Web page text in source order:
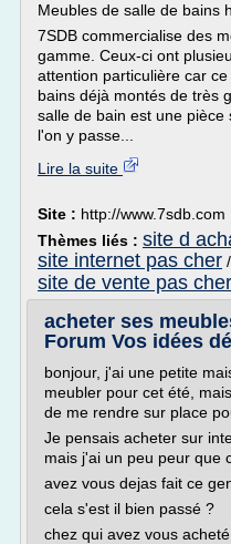
Meubles de salle de bains
7SDB commercialise des
gamme. Ceux-ci ont
attention particulière car
bains déjà montés de très
salle de bain est une
l'on y passe...
Lire la suite
Site : http://www.7sdb.com
Thèmes liés : site d
site internet pas cher /
site de vente pas cher
acheter ses
Forum Vos idées
bonjour, j'ai une petite
meubler pour cet été,
de me rendre sur place
Je pensais acheter sur
mais j'ai un peu peur que
avez vous dejas fait ce
cela s'est il bien passé ?
chez qui avez vous